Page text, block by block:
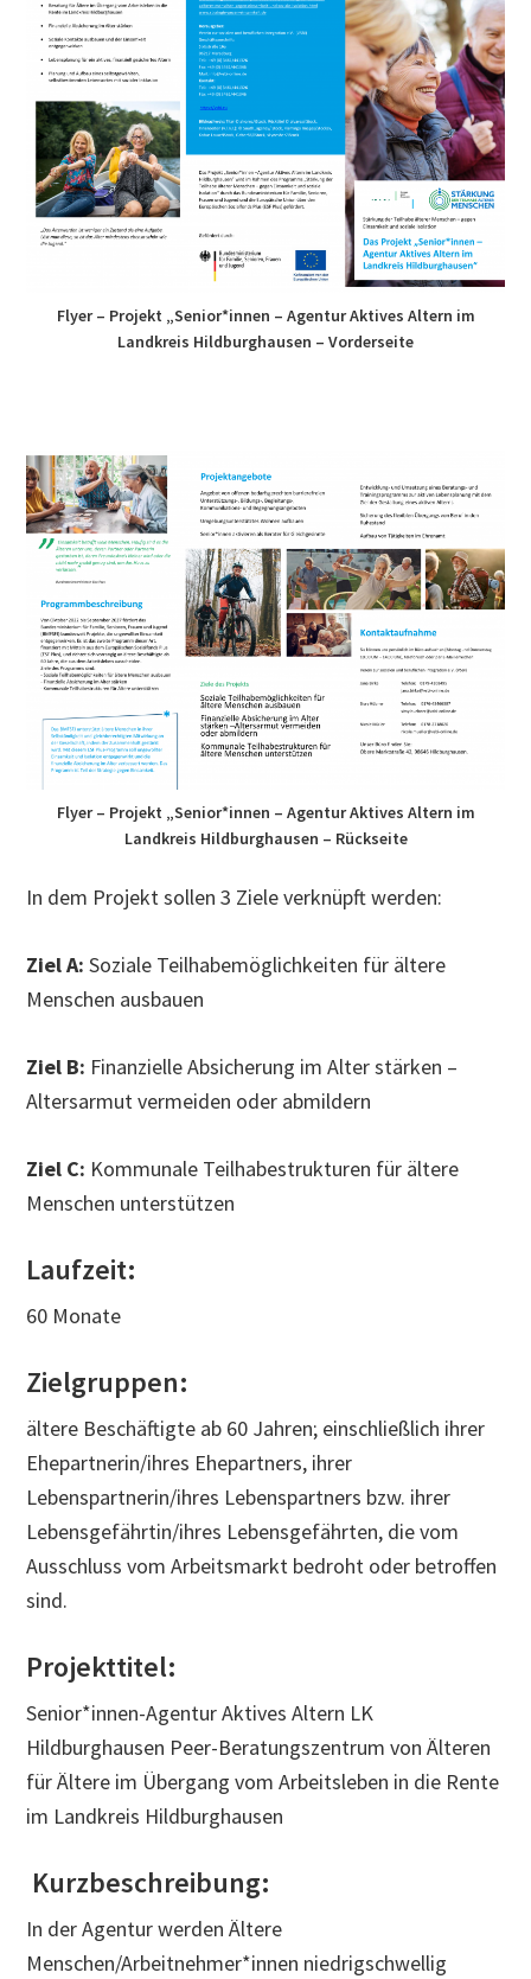
Flyer – Projekt „Senior*innen – Agentur Aktives Altern im
Landkreis Hildburghausen – Vorderseite
Flyer – Projekt „Senior*innen – Agentur Aktives Altern im
Landkreis Hildburghausen – Rückseite
In dem Projekt sollen 3 Ziele verknüpft werden:
Ziel A: Soziale Teilhabemöglichkeiten für ältere
Menschen ausbauen
Ziel B: Finanzielle Absicherung im Alter stärken –
Altersarmut vermeiden oder abmildern
Ziel C: Kommunale Teilhabestrukturen für ältere
Menschen unterstützen
Laufzeit:
60 Monate
Zielgruppen:
ältere Beschäftigte ab 60 Jahren; einschließlich ihrer
Ehepartnerin/ihres Ehepartners, ihrer
Lebenspartnerin/ihres Lebenspartners bzw. ihrer
Lebensgefährtin/ihres Lebensgefährten, die vom
Ausschluss vom Arbeitsmarkt bedroht oder betroffen
sind.
Projekttitel:
Senior*innen-Agentur Aktives Altern LK
Hildburghausen Peer-Beratungszentrum von Älteren
für Ältere im Übergang vom Arbeitsleben in die Rente
im Landkreis Hildburghausen
Kurzbeschreibung:
In der Agentur werden Ältere
Menschen/Arbeitnehmer*innen niedrigschwellig